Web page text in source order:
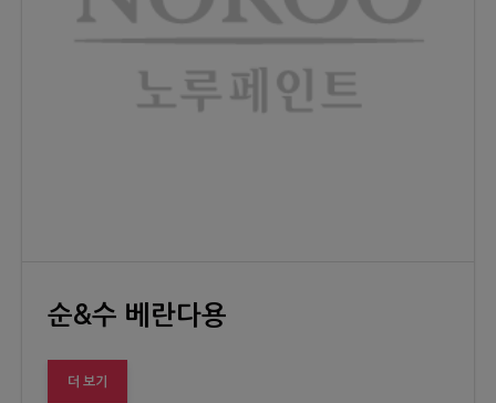
순&수 베란다용
더 보기